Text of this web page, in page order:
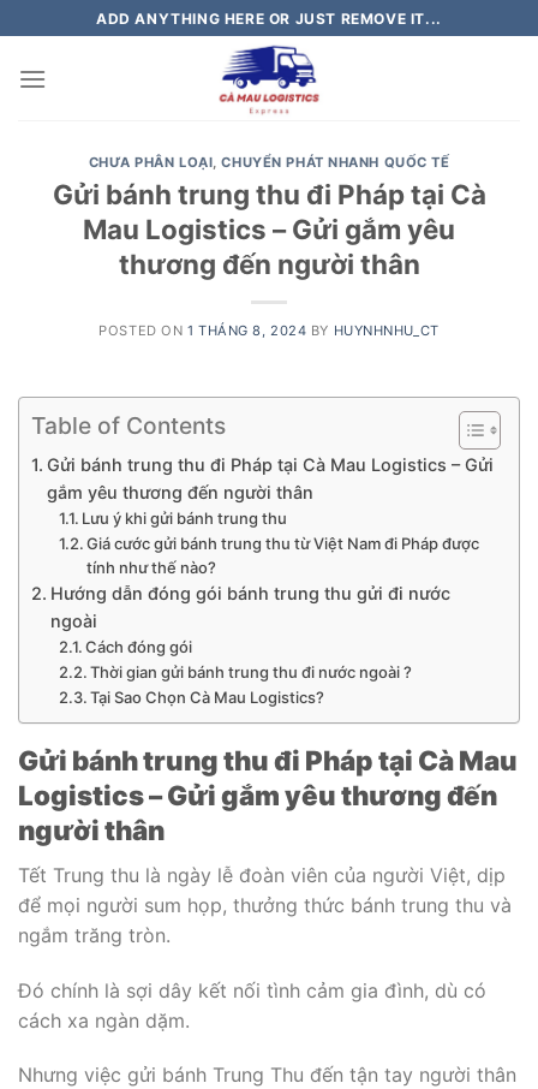
to
content
ADD ANYTHING HERE OR JUST REMOVE IT...
CHƯA PHÂN LOẠI,CHUYỂN PHÁT NHANH QUỐC TẾ
Gửi bánh trung thu đi Pháp tại Cà
Mau Logistics – Gửi gắm yêu
thương đến người thân
POSTED ON 1 THÁNG 8, 2024 BY HUYNHNHU_CT
Table of Contents
Gửi bánh trung thu đi Pháp tại Cà Mau Logistics – Gửi
gắm yêu thương đến người thân
Lưu ý khi gửi bánh trung thu
Giá cước gửi bánh trung thu từ Việt Nam đi Pháp được
tính như thế nào?
Hướng dẫn đóng gói bánh trung thu gửi đi nước
ngoài
Cách đóng gói
Thời gian gửi bánh trung thu đi nước ngoài ?
Tại Sao Chọn Cà Mau Logistics?
Gửi bánh trung thu đi Pháp tại Cà Mau
Logistics – Gửi gắm yêu thương đến
người thân
Tết Trung thu là ngày lễ đoàn viên của người Việt, dịp
để mọi người sum họp, thưởng thức bánh trung thu và
ngắm trăng tròn.
Đó chính là sợi dây kết nối tình cảm gia đình, dù có
cách xa ngàn dặm.
Nhưng việc gửi bánh Trung Thu đến tận tay người thân